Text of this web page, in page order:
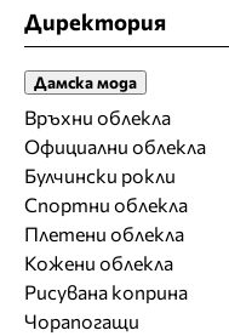
Директория
Дамска мода
Връхни облекла
Официални облекла
Булчински рокли
Спортни облекла
Плетени облекла
Кожени облекла
Рисувана коприна
Чорапогащи